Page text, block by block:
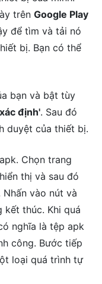
trên Google Play
để tìm và tải nó
bị. Bạn có thể
bạn và bật tùy
định'. Sau đó
duyệt của thiết bị.
Chọn trang
thị và sau đó
vào nút và
kết thúc. Khi quá
nghĩa là tệp apk
công. Bước tiếp
loại quá trình tự